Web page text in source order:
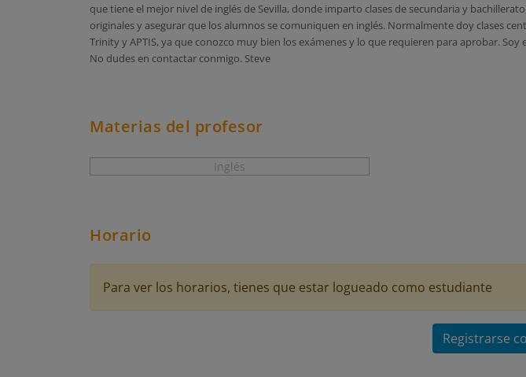
que tiene el mejor nivel de inglés de Sevilla, donde imparto clases de secundaria y
originales y asegurar que los alumnos se comuniquen en inglés. Normalmente doy clases
Trinity y APTIS, ya que conozco muy bien los exámenes y lo que requieren para aprobar.
No dudes en contactar conmigo. Steve
Materias del profesor
Inglés
Horario
Para ver los horarios, tienes que estar logueado como estudiante
Registrarse